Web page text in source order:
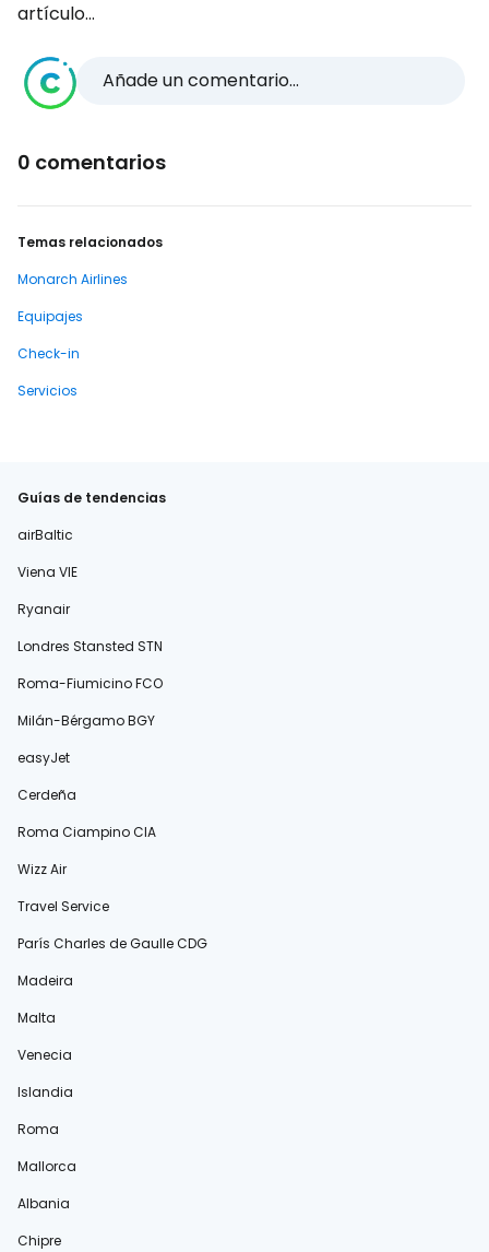
artículo...
Añade un comentario...
0 comentarios
Temas relacionados
Monarch Airlines
Equipajes
Check-in
Servicios
Guías de tendencias
airBaltic
Viena VIE
Ryanair
Londres Stansted STN
Roma-Fiumicino FCO
Milán-Bérgamo BGY
easyJet
Cerdeña
Roma Ciampino CIA
Wizz Air
Travel Service
París Charles de Gaulle CDG
Madeira
Malta
Venecia
Islandia
Roma
Mallorca
Albania
Chipre